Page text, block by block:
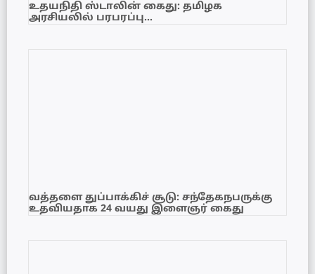
உதயநிதி ஸ்டாலின் கைது: தமிழக
அரசியலில் பரபரப்பு…
வத்தளை துப்பாக்கிச் சூடு: சந்தேகநபருக்கு
உதவியதாக 24 வயது இளைஞர் கைது